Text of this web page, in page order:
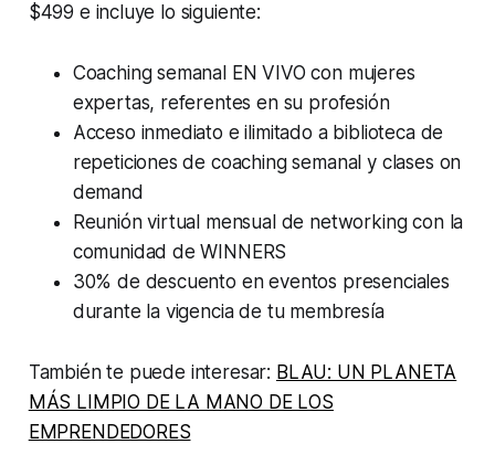
$499 e incluye lo siguiente:
Coaching semanal EN VIVO con mujeres
expertas, referentes en su profesión
Acceso inmediato e ilimitado a biblioteca de
repeticiones de coaching semanal y clases on
demand
Reunión virtual mensual de networking con la
comunidad de WINNERS
30% de descuento en eventos presenciales
durante la vigencia de tu membresía
También te puede interesar: BLAU: UN PLANETA
MÁS LIMPIO DE LA MANO DE LOS
EMPRENDEDORES